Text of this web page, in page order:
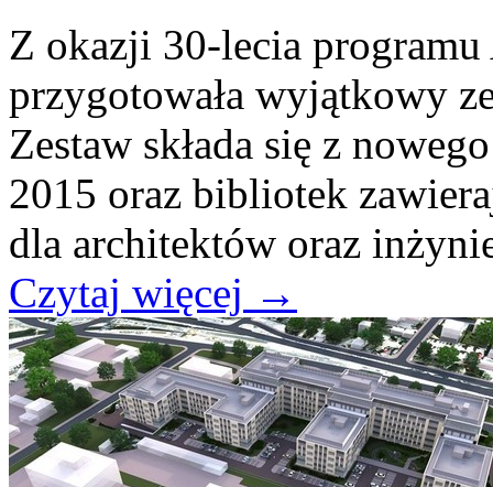
Z okazji 30-lecia
przygotowała wyjątkowy
Zestaw składa się z
2015 oraz bibliotek
dla architektów oraz
Czytaj więcej →